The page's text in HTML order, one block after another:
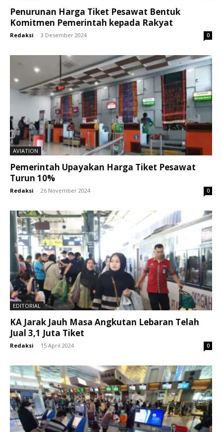
Penurunan Harga Tiket Pesawat Bentuk
Komitmen Pemerintah kepada Rakyat
Redaksi - 3 Desember 2024 0
AVIATION
Pemerintah Upayakan Harga Tiket Pesawat
Turun 10%
Redaksi - 26 November 2024 0
EDITORIAL
KA Jarak Jauh Masa Angkutan Lebaran Telah
Jual 3,1 Juta Tiket
Redaksi - 15 April 2024 0